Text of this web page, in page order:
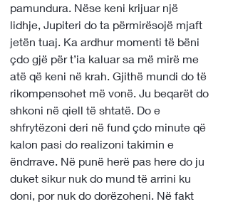
pamundura. Nëse keni krijuar një
lidhje, Jupiteri do ta përmirësojë mjaft
jetën tuaj. Ka ardhur momenti të bëni
çdo gjë për t’ia kaluar sa më mirë me
atë që keni në krah. Gjithë mundi do të
rikompensohet më vonë. Ju beqarët do
shkoni në qiell të shtatë. Do e
shfrytëzoni deri në fund çdo minute që
kalon pasi do realizoni takimin e
ëndrrave. Në punë herë pas here do ju
duket sikur nuk do mund të arrini ku
doni, por nuk do dorëzoheni. Në fakt